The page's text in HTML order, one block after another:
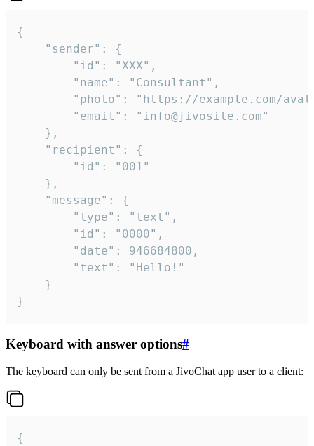
{
}
Keyboard with answer options#
The keyboard can only be sent from a JivoChat app user to a client:
{